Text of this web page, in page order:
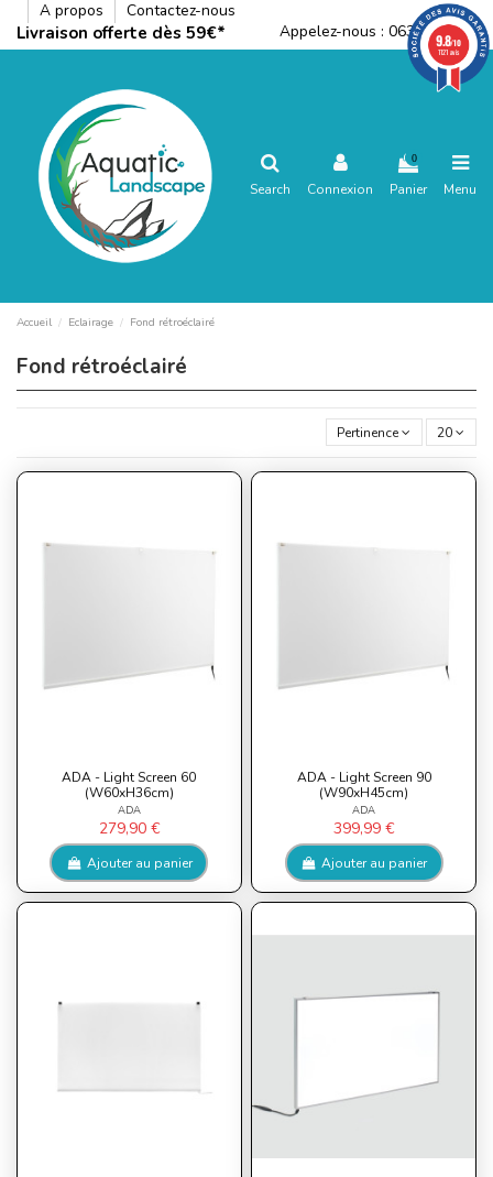
A propos Contactez-nous
Livraison offerte dès 59€* Appelez-nous : 0636792288
Search Connexion
0
Panier Menu
Accueil Eclairage Fond rétroéclairé
Fond rétroéclairé
Pertinence 20
ADA - Light Screen 60
(W60xH36cm)
ADA
279,90 €
Ajouter au panier
ADA - Light Screen 90
(W90xH45cm)
ADA
399,99 €
Ajouter au panier
9.8/10
1121 avis